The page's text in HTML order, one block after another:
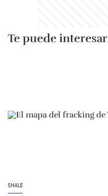
Te puede interesar
SHALE